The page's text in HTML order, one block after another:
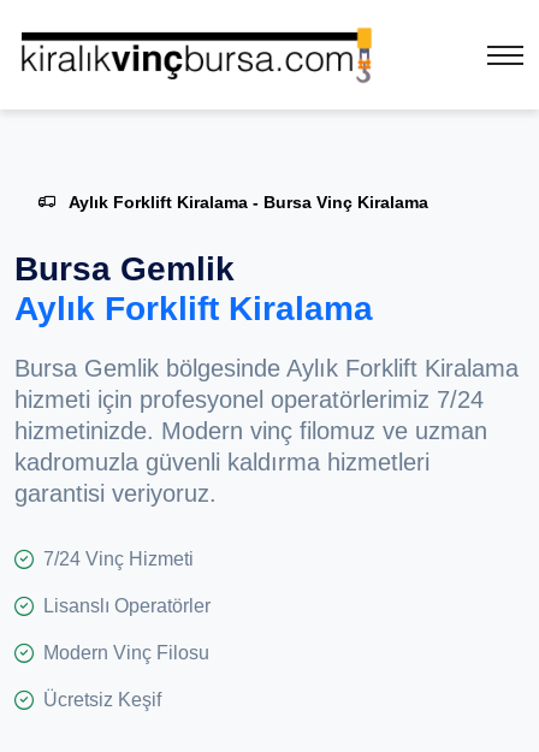
Aylık Forklift Kiralama - Bursa Vinç Kiralama
Bursa Gemlik
Aylık Forklift Kiralama
Bursa Gemlik bölgesinde Aylık Forklift Kiralama
hizmeti için profesyonel operatörlerimiz 7/24
hizmetinizde. Modern vinç filomuz ve uzman
kadromuzla güvenli kaldırma hizmetleri
garantisi veriyoruz.
7/24 Vinç Hizmeti
Lisanslı Operatörler
Modern Vinç Filosu
Ücretsiz Keşif